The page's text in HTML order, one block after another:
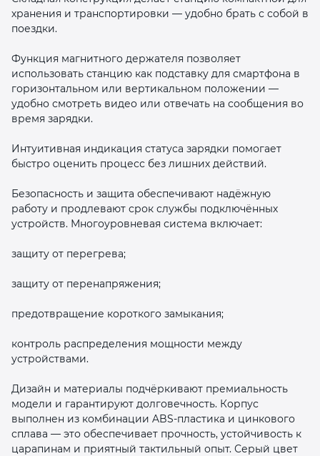
хранения и транспортировки — удобно брать с собой в
поездки.
Функция магнитного держателя позволяет
использовать станцию как подставку для смартфона в
горизонтальном или вертикальном положении —
удобно смотреть видео или отвечать на сообщения во
время зарядки.
Интуитивная индикация статуса зарядки помогает
быстро оценить процесс без лишних действий.
Безопасность и защита обеспечивают надёжную
работу и продлевают срок службы подключённых
устройств. Многоуровневая система включает:
защиту от перегрева;
защиту от перенапряжения;
предотвращение короткого замыкания;
контроль распределения мощности между
устройствами.
Дизайн и материалы подчёркивают премиальность
модели и гарантируют долговечность. Корпус
выполнен из комбинации ABS‑пластика и цинкового
сплава — это обеспечивает прочность, устойчивость к
царапинам и приятный тактильный опыт. Серый цвет